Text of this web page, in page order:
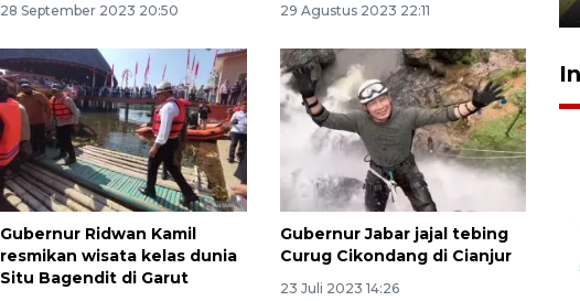
28 September 2023 20:50 29 Agustus 2023 22:11
Gubernur Ridwan Kamil
resmikan wisata kelas dunia
Situ Bagendit di Garut
Gubernur Jabar jajal tebing
Curug Cikondang di Cianjur
23 Juli 2023 14:26